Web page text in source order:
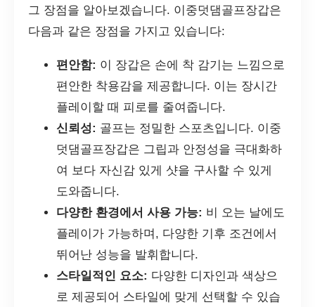
그 장점을 알아보겠습니다. 이중덧댐골프장갑은
다음과 같은 장점을 가지고 있습니다:
편안함: 이 장갑은 손에 착 감기는 느낌으로
편안한 착용감을 제공합니다. 이는 장시간
플레이할 때 피로를 줄여줍니다.
신뢰성: 골프는 정밀한 스포츠입니다. 이중
덧댐골프장갑은 그립과 안정성을 극대화하
여 보다 자신감 있게 샷을 구사할 수 있게
도와줍니다.
다양한 환경에서 사용 가능: 비 오는 날에도
플레이가 가능하며, 다양한 기후 조건에서
뛰어난 성능을 발휘합니다.
스타일적인 요소: 다양한 디자인과 색상으
로 제공되어 스타일에 맞게 선택할 수 있습